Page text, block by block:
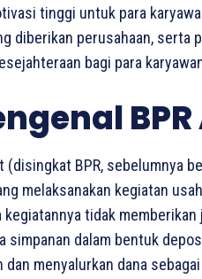
tinggi untuk para
diberikan perusahaan, serta
bagi para
(disingkat BPR, sebelumnya
melaksanakan kegiatan
tidak
simpanan dalam bentuk
dan menyalurkan dana